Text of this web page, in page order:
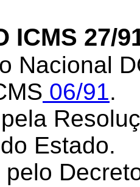
ICMS 27/
Nacional
06/91.
Estado.
pelo